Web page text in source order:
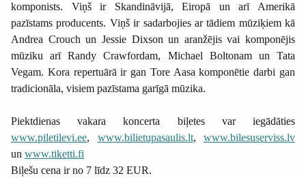
komponists. Viņš ir Skandināvijā, Eiropā un arī Amerikā
pazīstams producents. Viņš ir sadarbojies ar tādiem mūziķiem kā
Andrea Crouch un Jessie Dixson un aranžējis vai komponējis
mūziku arī Randy Crawfordam, Michael Boltonam un Tata
Vegam. Kora repertuārā ir gan Tore Aasa komponētie darbi gan
tradicionāla, visiem pazīstama garīgā mūzika.
Piektdienas vakara koncerta biļetes var iegādāties
www.piletilevi.ee, www.bilietupasaulis.lt, www.bilesuserviss.lv
un www.tiketti.fi
Biļešu cena ir no 7 līdz 32 EUR.